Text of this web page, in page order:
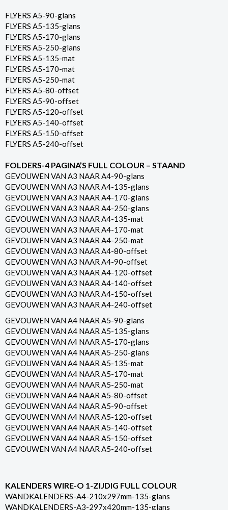
FLYERS A5-90-glans
FLYERS A5-135-glans
FLYERS A5-170-glans
FLYERS A5-250-glans
FLYERS A5-135-mat
FLYERS A5-170-mat
FLYERS A5-250-mat
FLYERS A5-80-offset
FLYERS A5-90-offset
FLYERS A5-120-offset
FLYERS A5-140-offset
FLYERS A5-150-offset
FLYERS A5-240-offset
FOLDERS-4 PAGINA’S FULL COLOUR – STAAND
GEVOUWEN VAN A3 NAAR A4-90-glans
GEVOUWEN VAN A3 NAAR A4-135-glans
GEVOUWEN VAN A3 NAAR A4-170-glans
GEVOUWEN VAN A3 NAAR A4-250-glans
GEVOUWEN VAN A3 NAAR A4-135-mat
GEVOUWEN VAN A3 NAAR A4-170-mat
GEVOUWEN VAN A3 NAAR A4-250-mat
GEVOUWEN VAN A3 NAAR A4-80-offset
GEVOUWEN VAN A3 NAAR A4-90-offset
GEVOUWEN VAN A3 NAAR A4-120-offset
GEVOUWEN VAN A3 NAAR A4-140-offset
GEVOUWEN VAN A3 NAAR A4-150-offset
GEVOUWEN VAN A3 NAAR A4-240-offset
GEVOUWEN VAN A4 NAAR A5-90-glans
GEVOUWEN VAN A4 NAAR A5-135-glans
GEVOUWEN VAN A4 NAAR A5-170-glans
GEVOUWEN VAN A4 NAAR A5-250-glans
GEVOUWEN VAN A4 NAAR A5-135-mat
GEVOUWEN VAN A4 NAAR A5-170-mat
GEVOUWEN VAN A4 NAAR A5-250-mat
GEVOUWEN VAN A4 NAAR A5-80-offset
GEVOUWEN VAN A4 NAAR A5-90-offset
GEVOUWEN VAN A4 NAAR A5-120-offset
GEVOUWEN VAN A4 NAAR A5-140-offset
GEVOUWEN VAN A4 NAAR A5-150-offset
GEVOUWEN VAN A4 NAAR A5-240-offset
KALENDERS WIRE-O 1-ZIJDIG FULL COLOUR
WANDKALENDERS-A4-210x297mm-135-glans
WANDKALENDERS-A3-297x420mm-135-glans